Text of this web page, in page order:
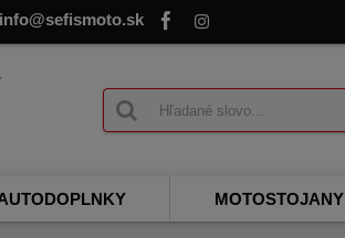
info@sefismoto.sk
MOTOSTOJANY